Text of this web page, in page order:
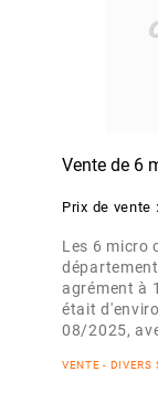
Vente de 6
Prix de vente :
Les 6 micro
agrément à
était
08/2025,
VENTE - DIVERS